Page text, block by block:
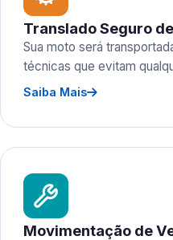
Translado Seguro
Sua moto será
técnicas que evitam
Saiba Mais
Movimentação de